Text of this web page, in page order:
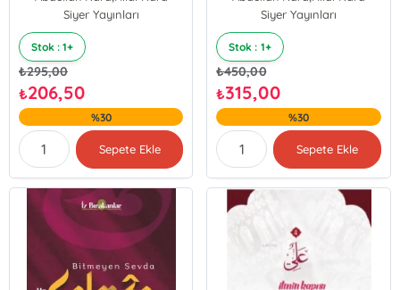
Siyer Yayınları
Stok : 1+
₺295,00
₺206,50
%30
Sepete Ekle
Siyer Yayınları
Stok : 1+
₺450,00
₺315,00
%30
Sepete Ekle